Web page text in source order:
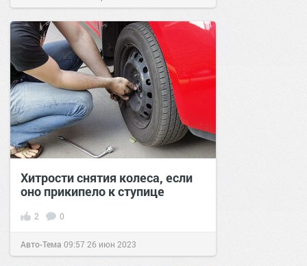
Хитрости снятия колеса, если
оно прикипело к ступице
2 0
Авто-Тема 09:57 26 июн 2023